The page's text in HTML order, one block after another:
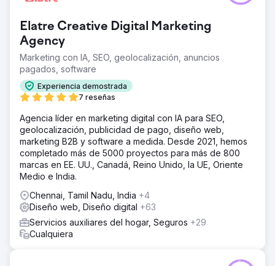
Elatre Creative Digital Marketing
Agency
Marketing con IA, SEO, geolocalización, anuncios
pagados, software
Experiencia demostrada
7 reseñas
Agencia líder en marketing digital con IA para SEO,
geolocalización, publicidad de pago, diseño web,
marketing B2B y software a medida. Desde 2021, hemos
completado más de 5000 proyectos para más de 800
marcas en EE. UU., Canadá, Reino Unido, la UE, Oriente
Medio e India.
Chennai, Tamil Nadu, India +4
Diseño web, Diseño digital +63
Servicios auxiliares del hogar, Seguros +29
Cualquiera